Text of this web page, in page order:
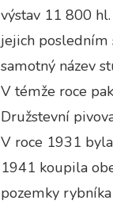
výstav 11 800
jejich posledním
samotný název
V témže roce
Družstevní
V roce 1931
1941 koupila
pozemky